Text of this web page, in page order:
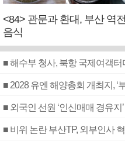
<84> 관문과 환대, 부산 역전
음식
■ 해수부 청사, 북항 국제여객
■ 2028 유엔 해양총회 개최지, ‘
■ 외국인 선원 ‘인신매매 경유
■ 비위 논란 부산TP, 외부인사